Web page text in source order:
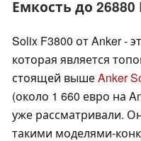
Емкость до 26880
Solix F3800 от Anker -
которая является
стоящей вышеAnker
(около 1 660 евро на
уже рассматривали.
такими моделями-